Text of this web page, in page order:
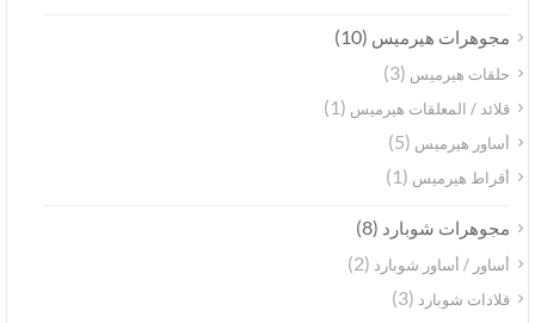
مجوهرات هيرميس(10)
حلقات هيرميس(3)
قلائد / المعلقات هيرميس(1)
أساور هيرميس(5)
أقراط هيرميس(1)
مجوهرات شوبارد(8)
أساور / أساور شوبارد(2)
قلادات شوبارد(3)